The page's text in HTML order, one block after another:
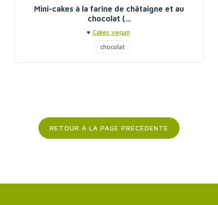
Mini-cakes à la farine de châtaigne et au
chocolat (...
♥ Cakes vegan
chocolat
RETOUR À LA PAGE PRÉCÉDENTE